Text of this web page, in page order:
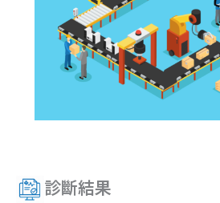
診斷結果